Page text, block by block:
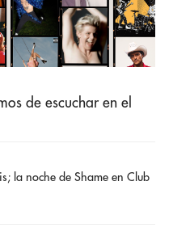
de escuchar en el
la noche de Shame en Club